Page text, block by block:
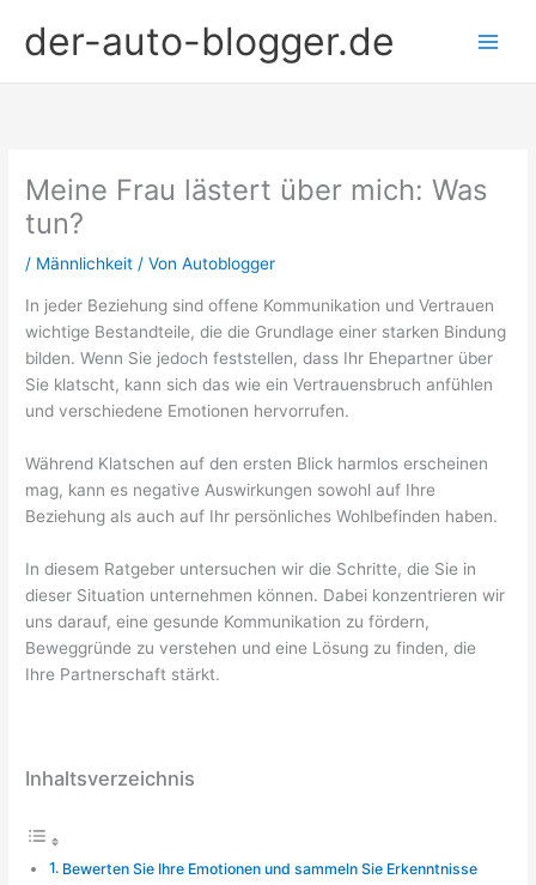
Inhaltder-auto-blogger.de
Meine Frau lästert über mich: Was
tun?
/ Männlichkeit / VonAutoblogger
In jeder Beziehung sind offene Kommunikation und Vertrauen
wichtige Bestandteile, die die Grundlage einer starken Bindung
bilden. Wenn Sie jedoch feststellen, dass Ihr Ehepartner über
Sie klatscht, kann sich das wie ein Vertrauensbruch anfühlen
und verschiedene Emotionen hervorrufen.
Während Klatschen auf den ersten Blick harmlos erscheinen
mag, kann es negative Auswirkungen sowohl auf Ihre
Beziehung als auch auf Ihr persönliches Wohlbefinden haben.
In diesem Ratgeber untersuchen wir die Schritte, die Sie in
dieser Situation unternehmen können. Dabei konzentrieren wir
uns darauf, eine gesunde Kommunikation zu fördern,
Beweggründe zu verstehen und eine Lösung zu finden, die
Ihre Partnerschaft stärkt.
Inhaltsverzeichnis
Bewerten Sie Ihre Emotionen und sammeln Sie Erkenntnisse